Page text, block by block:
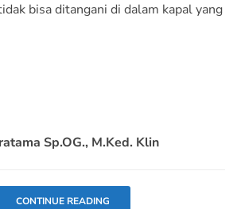
bisa ditangani di dalam kapal yang
Sp.OG., M.Ked. Klin
CONTINUE READING